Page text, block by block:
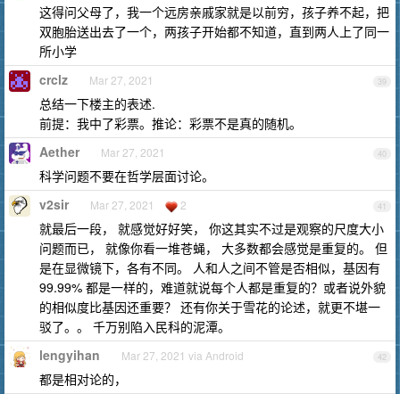
这得问父母了，我一个远房亲戚家就是以前穷，孩子养不起，把
双胞胎送出去了一个，两孩子开始都不知道，直到两人上了同一
所小学
39
crclz Mar 27, 2021
总结一下楼主的表述.
前提：我中了彩票。推论：彩票不是真的随机。
40
Aether Mar 27, 2021
科学问题不要在哲学层面讨论。
41
v2sir Mar 27, 2021 2
就最后一段， 就感觉好好笑， 你这其实不过是观察的尺度大小
问题而已， 就像你看一堆苍蝇， 大多数都会感觉是重复的。 但
是在显微镜下，各有不同。 人和人之间不管是否相似，基因有
99.99% 都是一样的，难道就说每个人都是重复的？或者说外貌
的相似度比基因还重要？ 还有你关于雪花的论述，就更不堪一
驳了。。 千万别陷入民科的泥潭。
42
lengyihan Mar 27, 2021 via Android
都是相对论的，